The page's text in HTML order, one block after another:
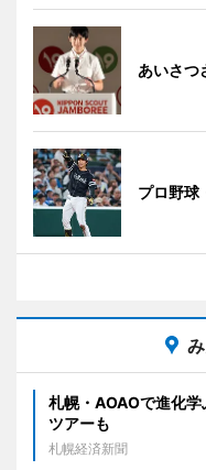
あいさつ
プロ野球
札幌・AOAOで進化
ツアーも
札幌経済新聞